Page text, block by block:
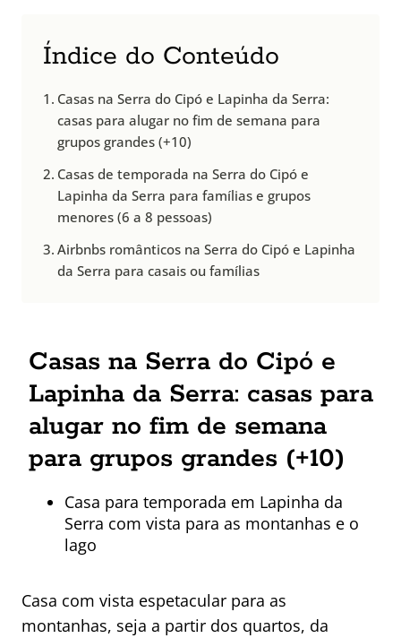
Índice do Conteúdo
Casas na Serra do Cipó e Lapinha da Serra:
casas para alugar no fim de semana para
grupos grandes (+10)
Casas de temporada na Serra do Cipó e
Lapinha da Serra para famílias e grupos
menores (6 a 8 pessoas)
Airbnbs românticos na Serra do Cipó e Lapinha
da Serra para casais ou famílias
Casas na Serra do Cipó e
Lapinha da Serra: casas para
alugar no fim de semana
para grupos grandes (+10)
Casa para temporada em Lapinha da
Serra com vista para as montanhas e o
lago
Casa com vista espetacular para as
montanhas, seja a partir dos quartos, da